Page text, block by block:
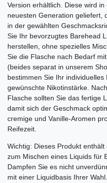
Version erhältlich. Diese wird
neuesten Generation geliefert,
in der gewählten
Sie Ihr bevorzugtes Barehead
herstellen, ohne spezielles
Sie die Flasche nach Bedarf
(beides separat in unserem
bestimmen Sie Ihr
gewünschte Nikotinstärke.
Flasche sollten Sie das fertige
damit sich der Geschmack
cremige und Vanille-Aromen
Reifezeit.
Wichtig: Dieses Produkt
zum Mischen eines Liquids für
Dampfen Sie es nicht
mit einer Liquidbasis Ihrer